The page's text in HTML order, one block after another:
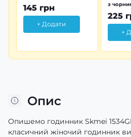
145 грн
+ Додати
з
225
+
Опис
Опишемо годинник Skmei
класичний жіночий годинник